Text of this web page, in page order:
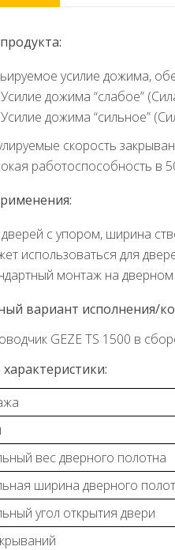
усилие дожима,
Усилие дожима “слабое”
Усилие дожима “сильное”
скорость
работоспособность в
с упором, ширина
использоваться для
монтаж на
вариант исполнения/
GEZE TS 1500 в
вес дверного полотна
ширина дверного
угол открытия двери